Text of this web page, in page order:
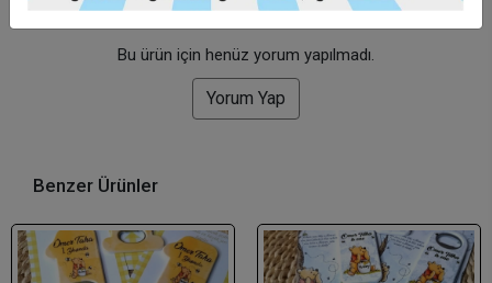
Bu ürün için henüz yorum yapılmadı.
Yorum Yap
Benzer Ürünler